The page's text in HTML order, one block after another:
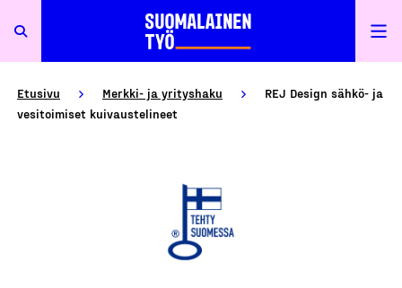
Etusivu Merkki- ja yrityshaku
REJ Design sähkö- ja
vesitoimiset kuivaustelineet